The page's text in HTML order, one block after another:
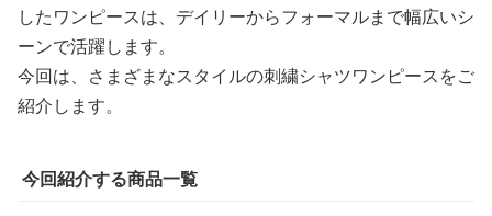
したワンピースは、デイリーからフォーマルまで幅広いシ
ーンで活躍します。
今回は、さまざまなスタイルの刺繍シャツワンピースをご
紹介します。
今回紹介する商品一覧